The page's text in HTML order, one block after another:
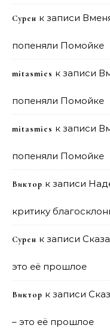
Сурен к записи
попеняли Помойке
mitasmies к записи
попеняли Помойке
mitasmies к записи
попеняли Помойке
Виктор к записи
критику
Сурен к записи
это её прошлое
Виктор к записи
– это её прошлое